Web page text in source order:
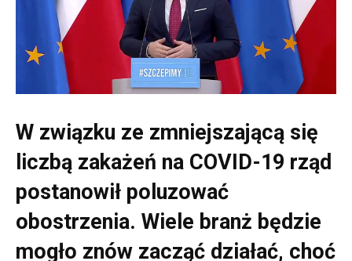
W związku ze zmniejszającą się
liczbą zakażeń na COVID-19 rząd
postanowił poluzować
obostrzenia. Wiele branż będzie
mogło znów zacząć działać, choć